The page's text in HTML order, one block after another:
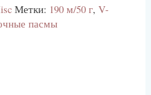
Метки: 190 м/50 г,V-
пасмы